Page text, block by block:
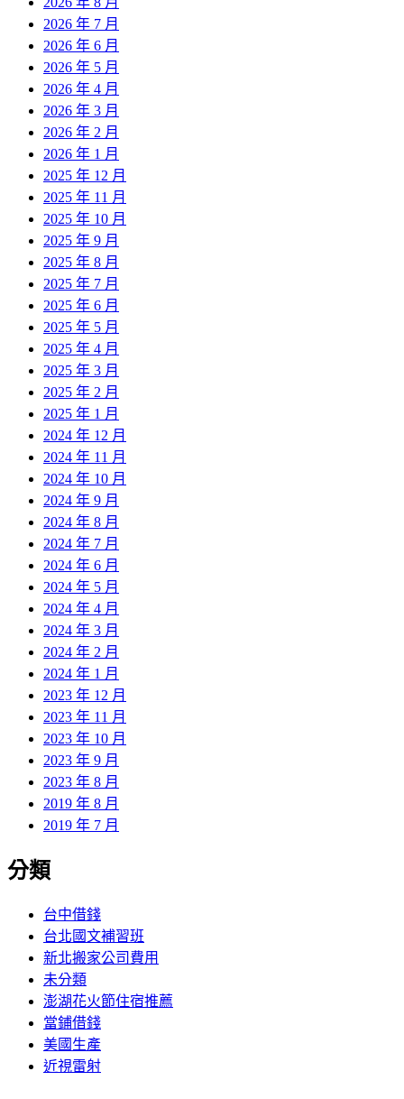
2026 年 7 月
2026 年 6 月
2026 年 5 月
2026 年 4 月
2026 年 3 月
2026 年 2 月
2026 年 1 月
2025 年 12 月
2025 年 11 月
2025 年 10 月
2025 年 9 月
2025 年 8 月
2025 年 7 月
2025 年 6 月
2025 年 5 月
2025 年 4 月
2025 年 3 月
2025 年 2 月
2025 年 1 月
2024 年 12 月
2024 年 11 月
2024 年 10 月
2024 年 9 月
2024 年 8 月
2024 年 7 月
2024 年 6 月
2024 年 5 月
2024 年 4 月
2024 年 3 月
2024 年 2 月
2024 年 1 月
2023 年 12 月
2023 年 11 月
2023 年 10 月
2023 年 9 月
2023 年 8 月
2019 年 8 月
2019 年 7 月
分類
台中借錢
台北國文補習班
新北搬家公司費用
未分類
澎湖花火節住宿推薦
當鋪借錢
美國生產
近視雷射